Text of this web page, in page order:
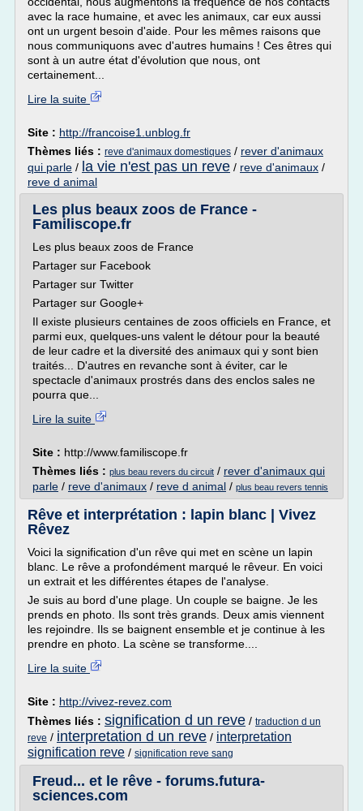
avec la race humaine, et avec les animaux, car eux aussi
ont un urgent besoin d'aide. Pour les mêmes raisons que
nous communiquons avec d'autres humains ! Ces êtres qui
sont à un autre état d'évolution que nous, ont
certainement...
Lire la suite
Site : http://francoise1.unblog.fr
Thèmes liés : reve d'animaux domestiques / rever d'animaux
qui parle / la vie n'est pas un reve / reve d'animaux /
reve d animal
Les plus beaux zoos de France -
Familiscope.fr
Les plus beaux zoos de France
Partager sur Facebook
Partager sur Twitter
Partager sur Google+
Il existe plusieurs centaines de zoos officiels en France, et
parmi eux, quelques-uns valent le détour pour la beauté
de leur cadre et la diversité des animaux qui y sont bien
traités... D'autres en revanche sont à éviter, car le
spectacle d'animaux prostrés dans des enclos sales ne
pourra que...
Lire la suite
Site : http://www.familiscope.fr
Thèmes liés : plus beau revers du circuit / rever d'animaux qui
parle / reve d'animaux / reve d animal / plus beau revers tennis
Rêve et interprétation : lapin blanc | Vivez
Rêvez
Voici la signification d'un rêve qui met en scène un lapin
blanc. Le rêve a profondément marqué le rêveur. En voici
un extrait et les différentes étapes de l'analyse.
Je suis au bord d'une plage. Un couple se baigne. Je les
prends en photo. Ils sont très grands. Deux amis viennent
les rejoindre. Ils se baignent ensemble et je continue à les
prendre en photo. La scène se transforme....
Lire la suite
Site : http://vivez-revez.com
Thèmes liés : signification d un reve / traduction d un
reve / interpretation d un reve / interpretation
signification reve / signification reve sang
Freud... et le rêve - forums.futura-
sciences.com